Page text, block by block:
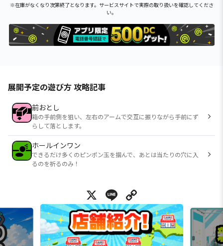
※在庫がなくなり次第終了となります。サービスサイトで実際の取り扱いを確認してくださ
い。
展開予定の遊び方 攻略記事
前おとし
箱の手前側を狙い、左右のアームで交互に振りながら手前にず
らして落とします。
ホールインワン
できるだけ多くのピンポン玉を掴んで、あとは当たりの穴に入
るのを祈るのみ！
X Line